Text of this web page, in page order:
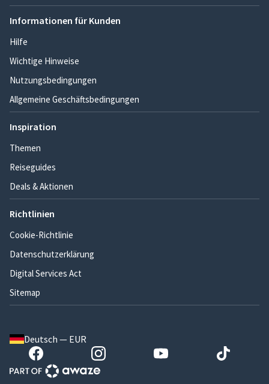
Informationen für Kunden
Hilfe
Wichtige Hinweise
Nutzungsbedingungen
Allgemeine Geschäftsbedingungen
Inspiration
Themen
Reiseguides
Deals & Aktionen
Richtlinien
Cookie-Richtlinie
Datenschutzerklärung
Digital Services Act
Sitemap
Deutsch — EUR